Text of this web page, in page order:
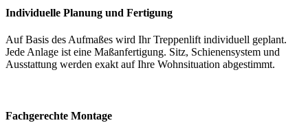
Individuelle Planung und Fertigung
Auf Basis des Aufmaßes wird Ihr Treppenlift individuell geplant.
Jede Anlage ist eine Maßanfertigung. Sitz, Schienensystem und
Ausstattung werden exakt auf Ihre Wohnsituation abgestimmt.
Fachgerechte Montage